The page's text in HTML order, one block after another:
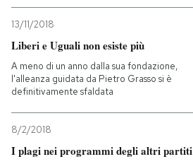
13/11/2018
Liberi e Uguali non esiste più
A meno di un anno dalla sua fondazione,
l'alleanza guidata da Pietro Grasso si è
definitivamente sfaldata
8/2/2018
I plagi nei programmi degli altri partiti